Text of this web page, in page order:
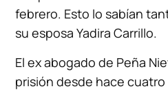
febrero. Esto lo sabían
su esposa Yadira Carrillo.
El ex abogado de Peña
prisión desde hace